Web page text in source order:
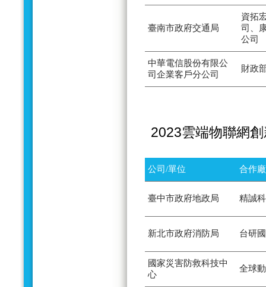
臺南市政府交通局
資拓
司、
公司
中華電信股份有限公
司企業客戶分公司
財政
2023雲端物聯網
公司/單位 合作
臺中市政府地政局 精誠
新北市政府消防局 台研
國家災害防救科技中
心
全球